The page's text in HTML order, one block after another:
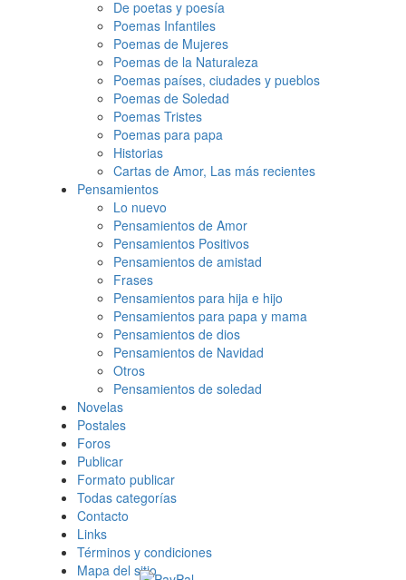
De poetas y poesía
Poemas Infantiles
Poemas de Mujeres
Poemas de la Naturaleza
Poemas países, ciudades y pueblos
Poemas de Soledad
Poemas Tristes
Poemas para papa
Historias
Cartas de Amor, Las más recientes
Pensamientos
Lo nuevo
Pensamientos de Amor
Pensamientos Positivos
Pensamientos de amistad
Frases
Pensamientos para hija e hijo
Pensamientos para papa y mama
Pensamientos de dios
Pensamientos de Navidad
Otros
Pensamientos de soledad
Novelas
Postales
Foros
Publicar
Formato publicar
Todas categorías
Contacto
Links
Términos y condiciones
Mapa del sitio